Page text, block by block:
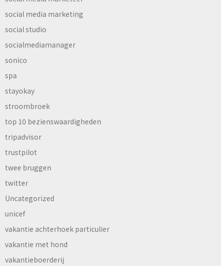
social media marketing
social studio
socialmediamanager
sonico
spa
stayokay
stroombroek
top 10 bezienswaardigheden
tripadvisor
trustpilot
twee bruggen
twitter
Uncategorized
unicef
vakantie achterhoek particulier
vakantie met hond
vakantieboerderij